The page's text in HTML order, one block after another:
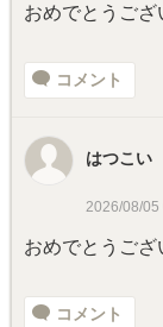
おめでとうござ
コメント
はつこい
2026/08/05
おめでとうござ
コメント